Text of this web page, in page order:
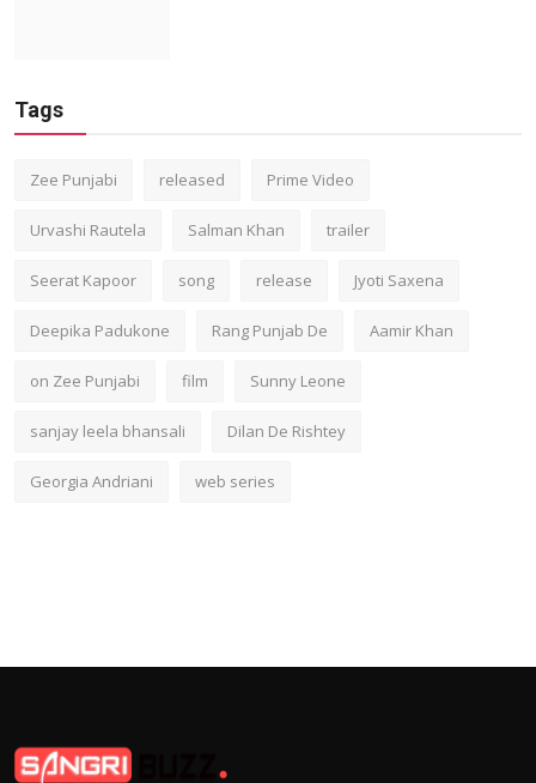
Tags
Zee Punjabi released Prime Video
Urvashi Rautela Salman Khan trailer
Seerat Kapoor song release Jyoti Saxena
Deepika Padukone Rang Punjab De Aamir Khan
on Zee Punjabi film Sunny Leone
sanjay leela bhansali Dilan De Rishtey
Georgia Andriani web series